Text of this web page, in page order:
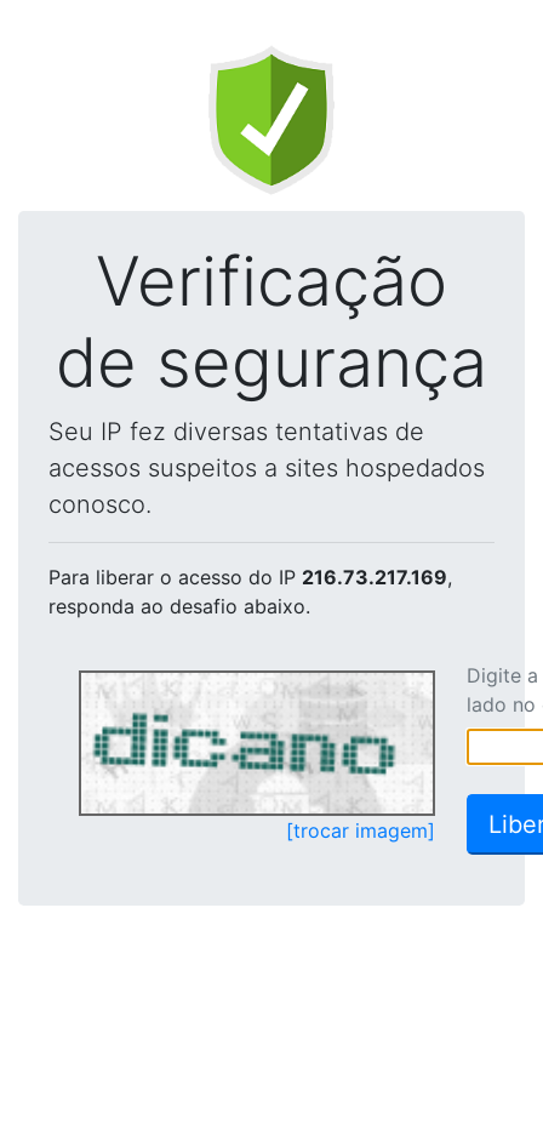
Verificação
de segurança
Seu IP fez diversas tentativas de
acessos suspeitos a sites hospedados
conosco.
Para liberar o acesso do IP 216.73.217.169,
responda ao desafio abaixo.
[trocar imagem]
Digite
lado no